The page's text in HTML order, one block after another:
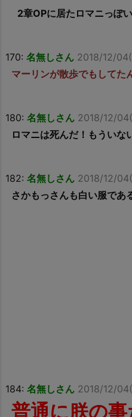
2章OPに居たロマニっぽ
170: 名無しさん 2018/12/
マーリンが散歩でもしてた
180: 名無しさん 2018/12/
ロマニは死んだ！もういな
182: 名無しさん 2018/12/
さかもっさんも白い服であ
184: 名無しさん 2018/12/
普通に朕の